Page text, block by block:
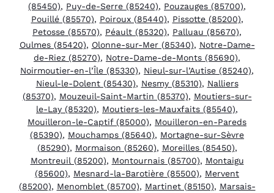
(85450), Puy-de-Serre (85240), Pouzauges (85700),
Pouillé (85570), Poiroux (85440), Pissotte (85200),
Petosse (85570), Péault (85320), Palluau (85670),
Oulmes (85420), Olonne-sur-Mer (85340), Notre-Dame-
de-Riez (85270), Notre-Dame-de-Monts (85690),
Noirmoutier-en-l’Île (85330), Nieul-sur-l’Autise (85240),
Nieul-le-Dolent (85430), Nesmy (85310), Nalliers
(85370), Mouzeuil-Saint-Martin (85370), Moutiers-sur-
le-Lay (85320), Moutiers-les-Mauxfaits (85540),
Mouilleron-le-Captif (85000), Mouilleron-en-Pareds
(85390), Mouchamps (85640), Mortagne-sur-Sèvre
(85290), Mormaison (85260), Moreilles (85450),
Montreuil (85200), Montournais (85700), Montaigu
(85600), Mesnard-la-Barotière (85500), Mervent
(85200), Menomblet (85700), Martinet (85150), Marsais-